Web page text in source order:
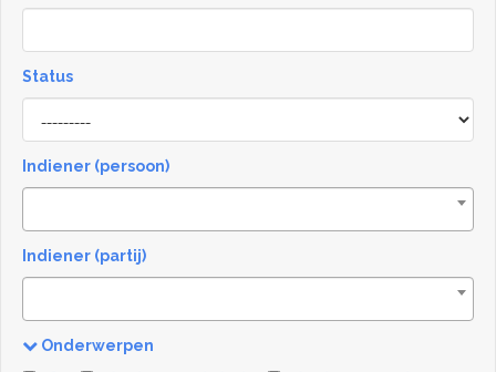
Status
[invalid
name]
Indiener (persoon)
Indiener (partij)
Onderwerpen